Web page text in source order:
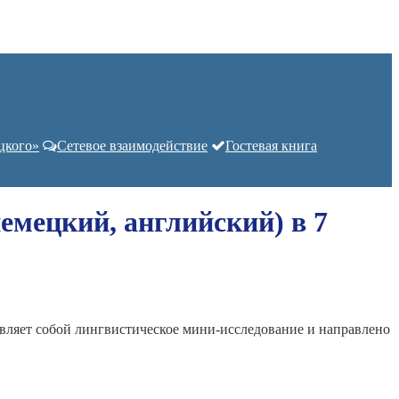
Сетевое взаимодействие Гостевая книга
английский) в 7
собой лингвистическое мини-исследование и направлено